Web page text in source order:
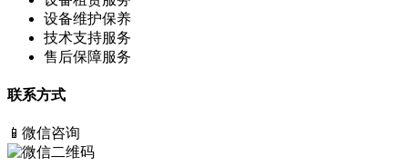
设备维护保养
技术支持服务
售后保障服务
联系方式
📱 微信咨询